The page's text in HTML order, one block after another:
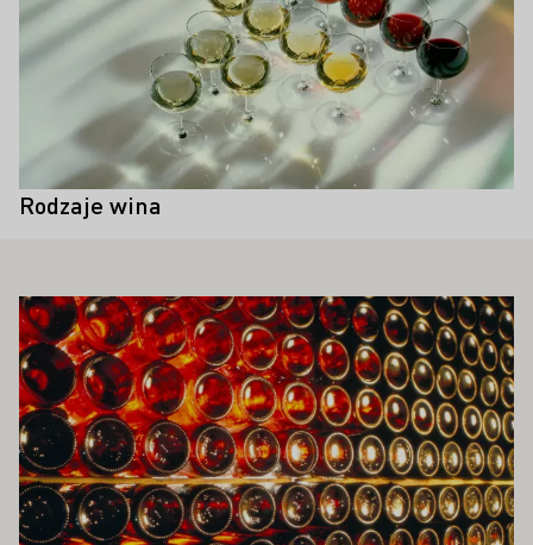
Rodzaje wina
ZAINTERESOWAĆ
Proszę dowiedzieć się więcej